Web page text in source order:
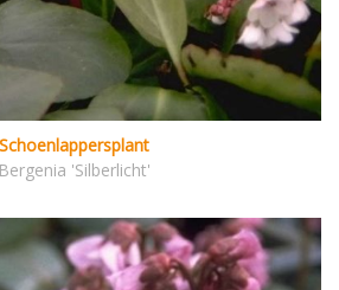
Schoenlappersplant
Bergenia 'Silberlicht'